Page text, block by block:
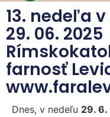
13. nedeľa
29. 06. 2025
farnosť
Dnes, v nedeľu 29. 6.